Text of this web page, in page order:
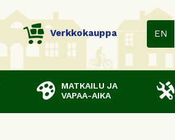
Verkkokauppa EN
MATKAILU JA
VAPAA-AIKA